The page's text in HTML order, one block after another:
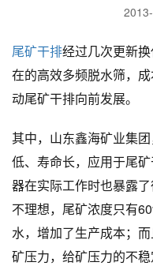
尾矿干排经过几次更新
在的高效多频脱水筛，
动尾矿干排向前发展。
其中，山东鑫海矿业集
低、寿命长，应用于尾
器在实际工作时也暴露
不理想，尾矿浓度只有
水，增加了生产成本；
矿压力，给矿压力的不